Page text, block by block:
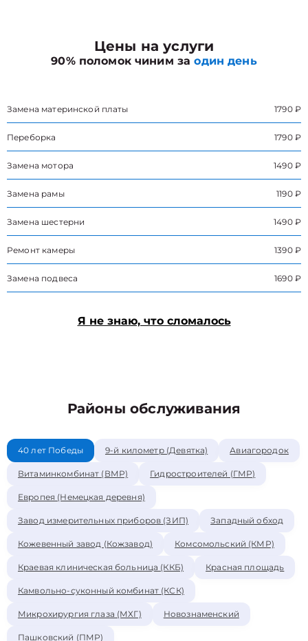
Цены на услуги
90% поломок чиним заодин день
Замена материнской платы 1790 ₽
Переборка 1790 ₽
Замена мотора 1490 ₽
Замена рамы 1190 ₽
Замена шестерни 1490 ₽
Ремонт камеры 1390 ₽
Замена подвеса 1690 ₽
Я не знаю, что сломалось
Районы обслуживания
40 лет Победы 9-й километр (Девятка) Авиагородок
Витаминкомбинат (ВМР) Гидростроителей (ГМР)
Европея (Немецкая деревня)
Завод измерительных приборов (ЗИП) Западный обход
Кожевенный завод (Кожзавод) Комсомольский (КМР)
Краевая клиническая больница (ККБ) Красная площадь
Камвольно-суконный комбинат (КСК)
Микрохирургия глаза (МХГ) Новознаменский
Пашковский (ПМР)